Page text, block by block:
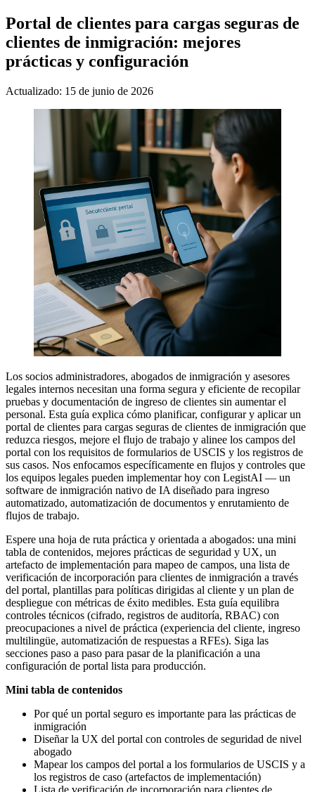
Portal de clientes para cargas seguras de
clientes de inmigración: mejores
prácticas y configuración
Actualizado: 15 de junio de 2026
Los socios administradores, abogados de inmigración y asesores
legales internos necesitan una forma segura y eficiente de recopilar
pruebas y documentación de ingreso de clientes sin aumentar el
personal. Esta guía explica cómo planificar, configurar y aplicar un
portal de clientes para cargas seguras de clientes de inmigración que
reduzca riesgos, mejore el flujo de trabajo y alinee los campos del
portal con los requisitos de formularios de USCIS y los registros de
sus casos. Nos enfocamos específicamente en flujos y controles que
los equipos legales pueden implementar hoy con LegistAI — un
software de inmigración nativo de IA diseñado para ingreso
automatizado, automatización de documentos y enrutamiento de
flujos de trabajo.
Espere una hoja de ruta práctica y orientada a abogados: una mini
tabla de contenidos, mejores prácticas de seguridad y UX, un
artefacto de implementación para mapeo de campos, una lista de
verificación de incorporación para clientes de inmigración a través
del portal, plantillas para políticas dirigidas al cliente y un plan de
despliegue con métricas de éxito medibles. Esta guía equilibra
controles técnicos (cifrado, registros de auditoría, RBAC) con
preocupaciones a nivel de práctica (experiencia del cliente, ingreso
multilingüe, automatización de respuestas a RFEs). Siga las
secciones paso a paso para pasar de la planificación a una
configuración de portal lista para producción.
Mini tabla de contenidos
Por qué un portal seguro es importante para las prácticas de
inmigración
Diseñar la UX del portal con controles de seguridad de nivel
abogado
Mapear los campos del portal a los formularios de USCIS y a
los registros de caso (artefactos de implementación)
Lista de verificación de incorporación para clientes de